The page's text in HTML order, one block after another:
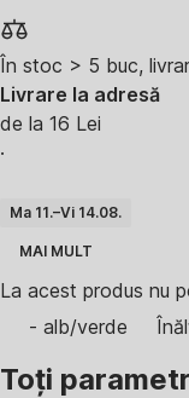
În stoc > 5 buc,
Livrare la adresă
de la 16 Lei
·
Ma 11.–Vi 14.08.
MAI MULT
La acest produs nu
- alb/verde
Toți